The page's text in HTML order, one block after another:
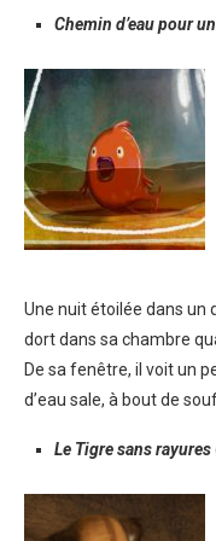
Chemin d’eau pour
Une nuit étoilée dans un
dort dans sa chambre
De sa fenêtre, il voit un
d’eau sale, à bout de
Le Tigre sans rayures